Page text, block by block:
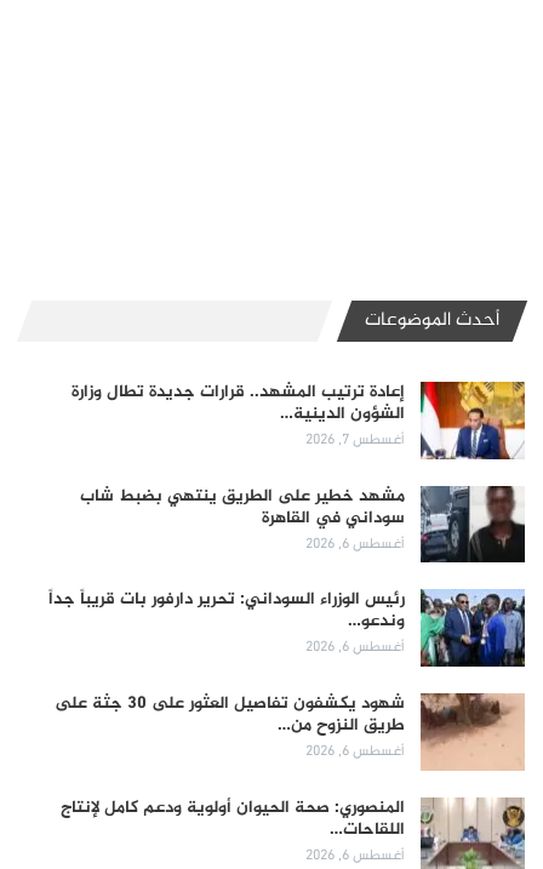
أحدث الموضوعات
إعادة ترتيب المشهد.. قرارات جديدة تطال وزارة
الشؤون الدينية…
أغسطس 7, 2026
مشهد خطير على الطريق ينتهي بضبط شاب
سوداني في القاهرة
أغسطس 6, 2026
رئيس الوزراء السوداني: تحرير دارفور بات قريباً جداً
وندعو…
أغسطس 6, 2026
شهود يكشفون تفاصيل العثور على 30 جثة على
طريق النزوح من…
أغسطس 6, 2026
المنصوري: صحة الحيوان أولوية ودعم كامل لإنتاج
اللقاحات…
أغسطس 6, 2026